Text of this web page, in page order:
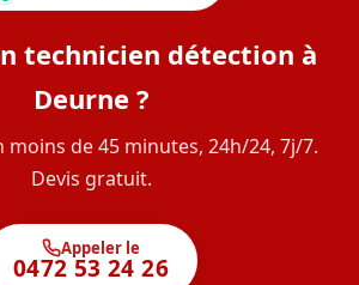
technicien détection à
Deurne ?
de 45 minutes, 24h/24, 7j/7.
Devis gratuit.
Appeler le
0472 53 24 26